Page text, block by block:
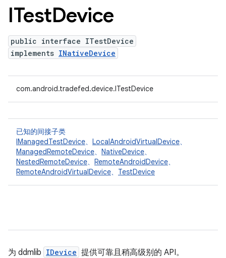
ITestDevice
public interface ITestDevice
implements INativeDevice
com.android.tradefed.device.ITestDevice
已知的间接子类
IManagedTestDevice、 LocalAndroidVirtualDevice、
ManagedRemoteDevice、 NativeDevice、
NestedRemoteDevice、 RemoteAndroidDevice、
RemoteAndroidVirtualDevice、 TestDevice
为 ddmlib IDevice 提供可靠且稍高级别的 API。